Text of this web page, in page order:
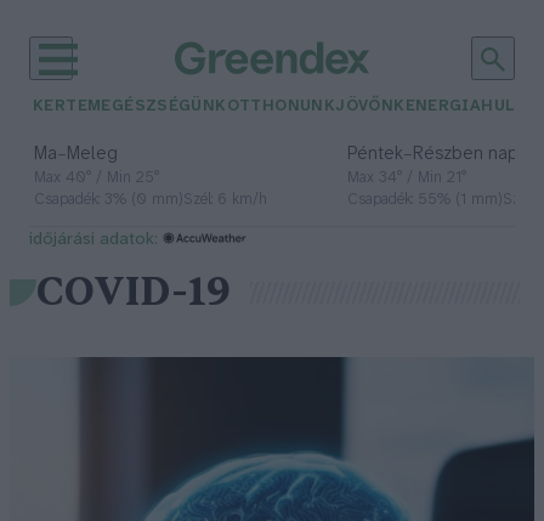
KERTEM EGÉSZSÉGÜNK OTTHONUNKJÖVŐNK ENERGIA
Ma– Meleg
Max 40° / Min 25°
Csapadék: 3% (0 mm)Szél: 6 km/h
Péntek– Részben
Max 34° / Min 21°
Csapadék: 55% (1 mm)Szél:
időjárási adatok:
COVID-19